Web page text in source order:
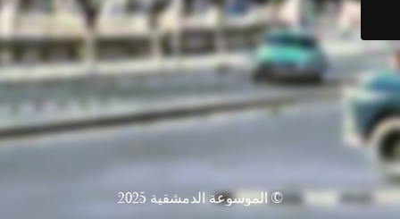
© الموسوعة الدمشقية 2025